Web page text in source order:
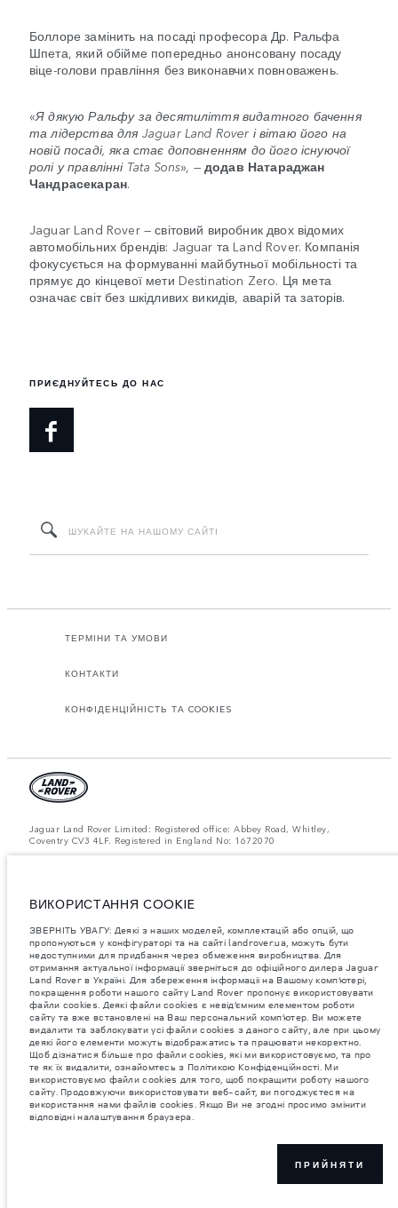
Боллоре замінить на посаді професора Др. Ральфа
Шпета, який обійме попередньо анонсовану посаду
віце-голови правління без виконавчих повноважень.
«Я дякую Ральфу за десятиліття видатного бачення
та лідерства для Jaguar Land Rover і вітаю його на
новій посаді, яка стає доповненням до його існуючої
ролі у правлінні Tata Sons», — додав Натараджан
Чандрасекаран.
Jaguar Land Rover — світовий виробник двох відомих
автомобільних брендів: Jaguar та Land Rover. Компанія
фокусується на формуванні майбутньої мобільності та
прямує до кінцевої мети Destination Zero. Ця мета
означає світ без шкідливих викидів, аварій та заторів.
ПРИЄДНУЙТЕСЬ ДО НАС
ТЕРМІНИ ТА УМОВИ
КОНТАКТИ
КОНФІДЕНЦІЙНІСТЬ ТА COOKIES
Jaguar Land Rover Limited: Registered office: Abbey Road, Whitley,
Coventry CV3 4LF. Registered in England No: 1672070
отримання актуальної інформації зверніться до офіційного дилера
Jaguar Land Rover в Україні.
Важливе зауваження щодо зображень та специфікацій.Глобальний
дефіцит напівпровідників наразі впливає на специфікації збірки,
доступність опцій і терміни виготовлення автомобілів. Це дуже
динамічна ситуація, і, як наслідок, зображення, які зараз
використовуються на вебсайті, можуть не повністю відображати
поточні специфікації, опції, варіанти оздоблення та кольорові рішення.
Будь ласка, зв'яжіться з офіційним дилером для отримання детальної
інформації.
Jaguar Land Rover Limited постійно шукає шляхи поліпшити технічні
характеристики, дизайн і виробництво своїх автомобілів, деталей та
аксесуарів, зміни відбуваються постійно, і ми залишаємо за собою
право вносити зміни без попереднього повідомлення. Деякі функції
можуть відрізнятися від додаткових до стандартних для різних років
моделі. Інформація, технічні характеристики, двигуни і кольори на
цьому веб-сайті базуються на європейській специфікації і можуть
відрізнятися від ринку до ринку і можуть бути змінені без попереднього
зв'яжіться з офіційним дилером, щоб дізнатися про наявність і
ВИКОРИСТАННЯ COOKIE
ЗВЕРНІТЬ УВАГУ: Деякі з наших моделей, комплектацій або опцій, що
пропонуються у конфігураторі та на сайті landrover.ua, можуть бути
недоступними для придбання через обмеження виробництва. Для
отримання актуальної інформації зверніться до офіційного дилера Jaguar
Land Rover в Україні. Для збереження інформаціі на Вашому комп’ютері,
покращення роботи нашого сайту Land Rover пропонує використовувати
файли cookies. Деякі файли cookies є невід’ємним елементом роботи
сайту та вже встановлені на Ваш персональний комп’ютер. Ви можете
видалити та заблокувати усі файли cookies з даного сайту, але при цьому
деякі його елементи можуть відображатись та працювати некоректно.
Щоб дізнатися більше про файли cookies, які ми використовуємо, та про
те як їх видалити, ознайомтесь з Політикою Конфіденційності. Ми
використовуємо файли cookies для того, щоб покращити роботу нашого
сайту. Продовжуючи використовувати веб-сайт, ви погоджуєтеся на
використання нами файлів cookies. Якщо Ви не згодні просимо змінити
відповідні налаштування браузера.
ПРИЙНЯТИ